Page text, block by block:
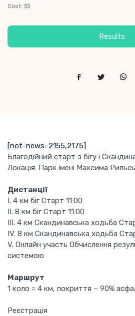
Cost: $$
Results
[not-news=2155,2175]
Благодійний старт з бігу і
Локація: Парк імені Максима
Дистанції
І. 4 км біг Старт 11:00
ІІ. 8 км біг Старт 11:00
ІІІ. 4 км Скандинавська ходьба
ІV. 8 км Скандинавська ходьба
V. Онлайн участь Обчислення
системою
Маршрут
1 коло = 4 км, покриття – 90%
Реєстрація